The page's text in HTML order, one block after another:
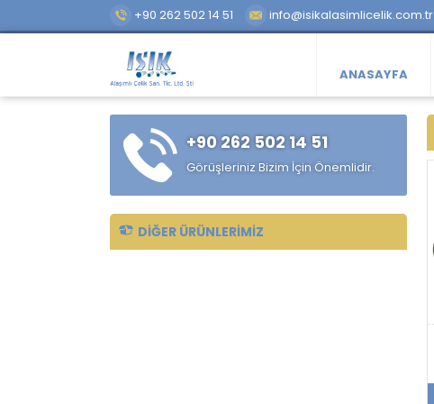
+90 262 502 14 51 info@isikalasimlicelik.com.tr
ANASAYFA
+90 262 502 14 51
Görüşleriniz Bizim İçin Önemlidir.
DIĞER ÜRÜNLERIMIZ